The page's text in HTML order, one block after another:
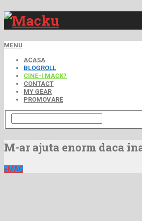
MENU
ACASA
BLOGROLL
CINE-I MACK?
CONTACT
MY GEAR
PROMOVARE
M-ar ajuta enorm daca
eMAG